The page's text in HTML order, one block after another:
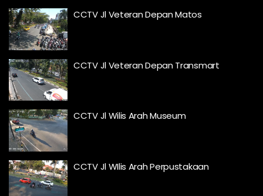
CCTV Jl Veteran Depan Matos
CCTV Jl Veteran Depan Transmart
CCTV Jl Wilis Arah Museum
CCTV Jl WIlis Arah Perpustakaan